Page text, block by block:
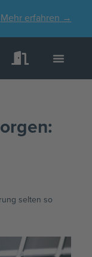
Mehr erfahren →
selten so